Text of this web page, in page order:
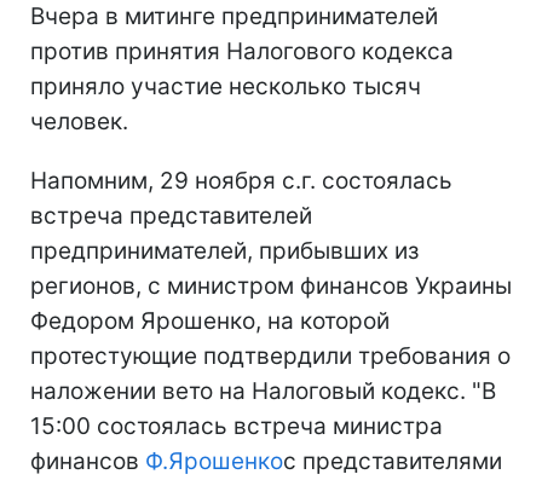
Вчера в митинге предпринимателей
против принятия Налогового кодекса
приняло участие несколько тысяч
человек.
Напомним, 29 ноября с.г. состоялась
встреча представителей
предпринимателей, прибывших из
регионов, с министром финансов Украины
Федором Ярошенко, на которой
протестующие подтвердили требования о
наложении вето на Налоговый кодекс. "В
15:00 состоялась встреча министра
финансов Ф.Ярошенкос представителями